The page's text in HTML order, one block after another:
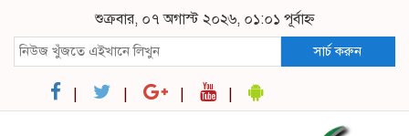
শুক্রবার, ০৭ অগাস্ট ২০২৬, ০১:০১ পূর্বাহ্ন
সার্চ করুন